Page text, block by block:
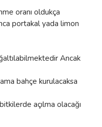
oranı oldukça
portakal yada limon
Ancak
bahçe kurulacaksa
açılma olacağı